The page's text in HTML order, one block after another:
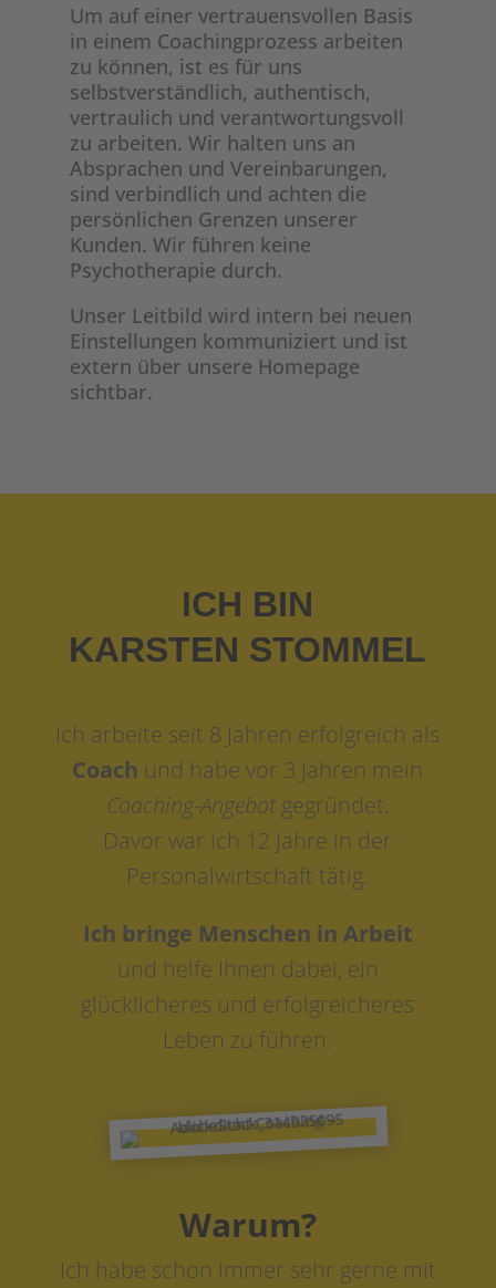
Um auf einer vertrauensvollen Basis
in einem Coachingprozess arbeiten
zu können, ist es für uns
selbstverständlich, authentisch,
vertraulich und verantwortungsvoll
zu arbeiten. Wir halten uns an
Absprachen und Vereinbarungen,
sind verbindlich und achten die
persönlichen Grenzen unserer
Kunden. Wir führen keine
Psychotherapie durch.
Unser Leitbild wird intern bei neuen
Einstellungen kommuniziert und ist
extern über unsere Homepage
sichtbar.
ICH BIN
KARSTEN STOMMEL
Ich arbeite seit 8 Jahren erfolgreich als
Coach und habe vor 3 Jahren mein
Coaching-Angebotgegründet.
Davor war ich 12 Jahre in der
Personalwirtschaft tätig.
Ich bringe Menschen in Arbeit
und helfe Ihnen dabei, ein
glücklicheres und erfolgreicheres
Leben zu führen.
Warum?
Ich habe schon immer sehr gerne mit